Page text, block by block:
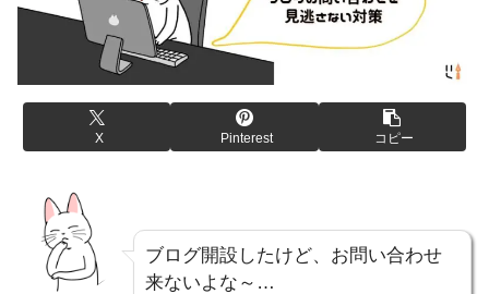
X Pinterest コピー
ブログ開設したけど、お問い合わせ
来ないよな～…